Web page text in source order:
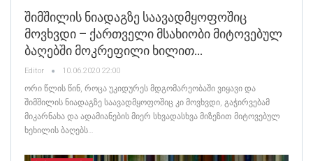
Შიმშილის Ნიადაგზე Საავადმყოფოშიც
Მოვხვდი – Ქართველი Მსახიობი Მიტოვებულ
Ბაღებში Მოკრეფილი Ხილით…
Editor 10.06.2020 22:00
ორი წლის წინ, როცა უკიდურეს მდგომარეობაში ვიყავი და
შიმშილის ნიადაგზე საავადმყოფოშიც კი მოვხვდი, გაჭირვებამ
მიკარნახა და ადამიანების მიერ სხვადასხვა მიზეზით მიტოვებულ
ხეხილის ბაღებს…